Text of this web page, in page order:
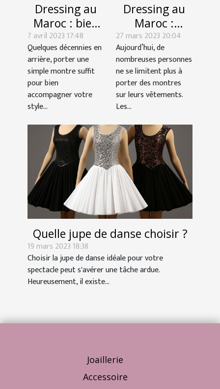
Dressing au
Maroc : bien
choisir vos
sacoches et
sacs à main
7 avril 2023 17:48
Quelques décennies en
arrière, porter une
simple montre suffit
pour bien
accompagner votre
style...
Dressing au
Maroc :
Comment
bien choisir
vos sacoches
et sacs à main
?
27 mars 2023 20:04
Aujourd’hui, de
nombreuses personnes
ne se limitent plus à
porter des montres
sur leurs vêtements.
Les...
Quelle jupe de danse choisir ?
19 mars 2023 18:38
Choisir la jupe de danse idéale pour votre
spectacle peut s'avérer une tâche ardue.
Heureusement, il existe...
Joaillerie
Accessoire